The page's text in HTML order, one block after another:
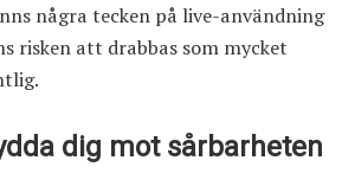
några tecken på live-användning
risken att drabbas som mycket
dig mot sårbarheten